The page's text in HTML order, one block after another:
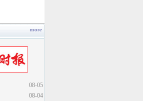
more
08-05
08-04